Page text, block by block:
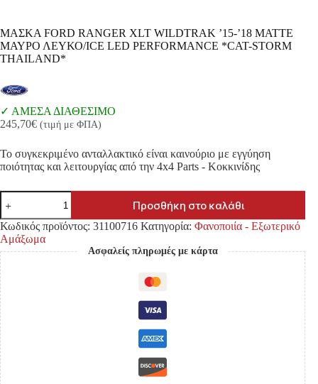
ΜΑΣΚΑ FORD RANGER XLT WILDTRAK ’15-’18 MATTE
ΜΑΥΡΟ ΛΕΥΚΟ/ICE LED PERFORMANCE *CAT-STORM
THAILAND*
ΑΜΕΣΑ ΔΙΑΘΕΣΙΜΟ
245,70€ (τιμή με ΦΠΑ)
Το συγκεκριμένο ανταλλακτικό είναι καινούριο με εγγύηση
ποιότητας και λειτουργίας από την 4x4 Parts - Κοκκινίδης
ΜΑΣΚΑ
FORD
RANGER
XLT
WILDTRAK
'15-
'18
MATTE
ΜΑΥΡΟ
ΛΕΥΚΟ/ICE
LED
PERFORMANCE
*CAT-
STORM
THAILAND*
ποσότητα
Προσθήκη στο καλάθι
Κωδικός προϊόντος: 31100716 Κατηγορία: Φανοποιία - Εξωτερικό
Αμάξωμα
Ασφαλείς πληρωμές με κάρτα